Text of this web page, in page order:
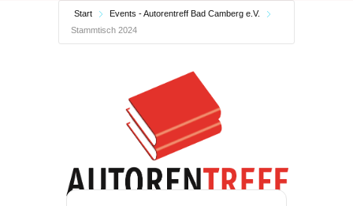
Start
Events - Autorentreff Bad Camberg e.V.
Stammtisch 2024